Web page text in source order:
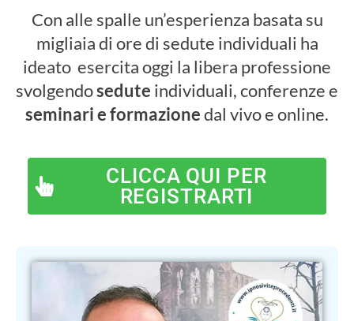
Con alle spalle un’esperienza basata su
migliaia di ore di sedute individuali ha
ideato esercita oggi la libera professione
svolgendosedute individuali, conferenze e
seminari e formazionedal vivo e online.
CLICCA QUI PER
REGISTRARTI